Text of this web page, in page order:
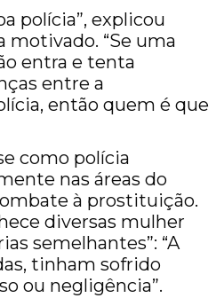
polícia”, explicou
motivado. “Se uma
entra e tenta
entre a
então quem é que
como polícia
nas áreas do
à prostituição.
diversas mulher
semelhantes”: “A
tinham sofrido
ou negligência”.